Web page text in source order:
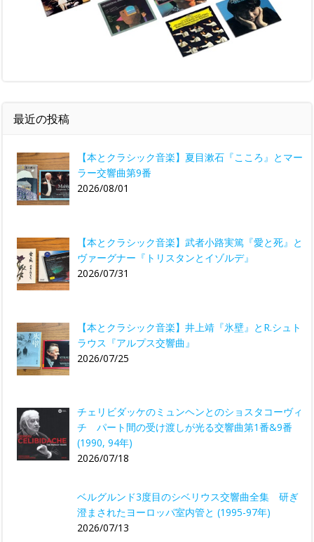
最近の投稿
【本とクラシック音楽】夏目漱石『こころ』とマー
ラー交響曲第9番
2026/08/01
【本とクラシック音楽】武者小路実篤『愛と死』と
ヴァーグナー『トリスタンとイゾルデ』
2026/07/31
【本とクラシック音楽】井上靖『氷壁』とR.シュト
ラウス『アルプス交響曲』
2026/07/25
チェリビダッケのミュンヘンとのショスタコーヴィ
チ パート間の受け渡しが光る交響曲第1番&9番
(1990, 94年)
2026/07/18
ベルグルンド3度目のシベリウス交響曲全集 研ぎ
澄まされたヨーロッパ室内管と (1995-97年)
2026/07/13